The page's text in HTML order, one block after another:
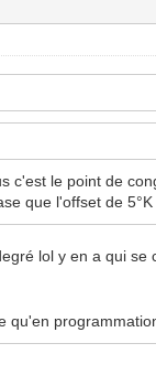
c'est le point de
que l'offset de 5°K
lol y en a qui se
qu'en